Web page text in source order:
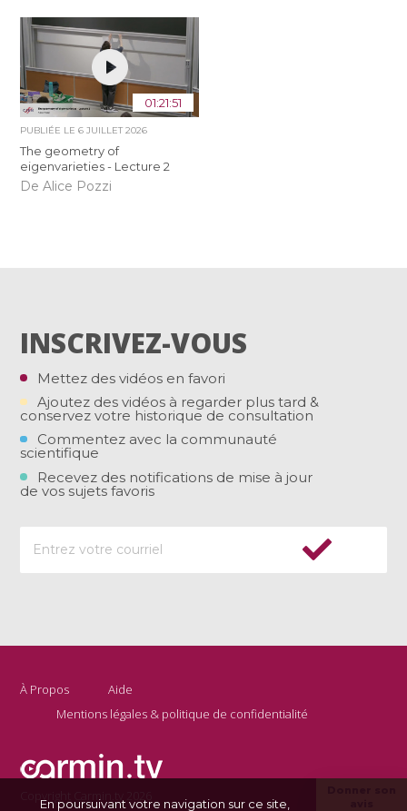
01:21:51
PUBLIÉE LE6 JUILLET 2026
The geometry of
eigenvarieties - Lecture 2
De Alice Pozzi
INSCRIVEZ-VOUS
Mettez des vidéos en favori
Ajoutez des vidéos à regarder plus tard &
conservez votre historique de consultation
Commentez avec la communauté
scientifique
Recevez des notifications de mise à jour
de vos sujets favoris
À Propos
Aide
Mentions légales & politique de confidentialité
Copyright Carmin.tv 2026
En poursuivant votre navigation sur ce site,